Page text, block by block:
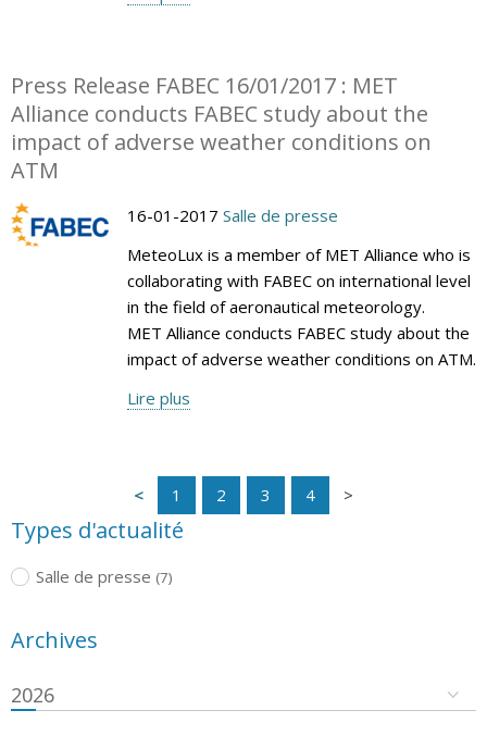
Press Release FABEC 16/01/2017 : MET
Alliance conducts FABEC study about the
impact of adverse weather conditions on
ATM
16-01-2017 Salle de presse
MeteoLux is a member of MET Alliance who is
collaborating with FABEC on international level
in the field of aeronautical meteorology.
MET Alliance conducts FABEC study about the
impact of adverse weather conditions on ATM.
Lire plus
1 2 3 4
Types d'actualité
Salle de presse (7)
Archives
2026